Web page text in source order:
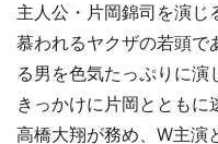
主人公・片岡錦司を演じ
慕われるヤクザの若頭で
る男を色気たっぷりに
きっかけに片岡ととも
高橋大翔が務め、W主演